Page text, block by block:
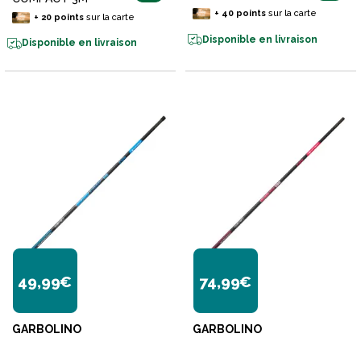
+ 20pointssur la carte
Disponible en livraison
+ 40pointssur la carte
Disponible en livraison
49,99€
GARBOLINO
74,99€
GARBOLINO